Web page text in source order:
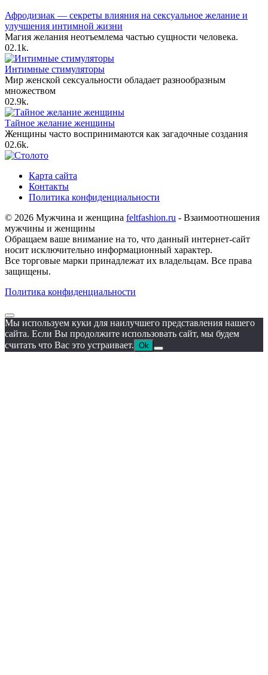
Афродизиак — секреты влияния на сексуальное желание и
улучшения интимной жизни
Магия желания неотъемлема частью сущности человека.
02.1k.
Интимные стимуляторы
Мир женской сексуальности обладает разнообразным
множеством
02.9k.
Тайное желание женщины
Женщины часто воспринимаются как загадочные создания
02.6k.
Карта сайта
Контакты
Политика конфиденциальности
© 2026 Мужчина и женщина feltfashion.ru - Взаимоотношения
мужчины и женщины
Обращаем ваше внимание на то, что данный интернет-сайт
носит исключительно информационный характер.
Все торговые марки принадлежат их владельцам. Все права
защищены.
Политика конфиденциальности
Мы используем куки для наилучшего представления нашего
сайта. Если Вы продолжите использовать сайт, мы будем
считать что Вас это устраивает. Ok